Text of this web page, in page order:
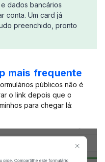
dados bancários
conta. Um card já
preenchido, pronto
mais frequente
públicos não é
o link depois que o
para chegar lá: